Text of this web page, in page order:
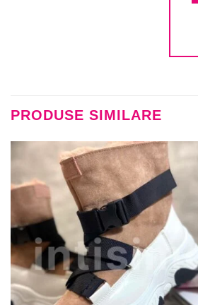
PRODUSE SIMILARE